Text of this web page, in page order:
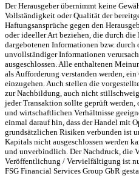
Der Herausgeber übernimmt keine
Vollständigkeit oder Qualität der
Haftungsansprüche gegen den
oder ideeller Art beziehen, die durch
dargebotenen Informationen bzw.
unvollständiger Informationen
ausgeschlossen. Alle enthaltenen
als Aufforderung verstanden werden,
einzugehen. Auch stellen die
zur Nachbildung, auch nicht
jeder Transaktion sollte geprüft
und wirtschaftlichen Verhältnisse
einmal darauf hin, dass der Handel mit
grundsätzlichen Risiken verbunden ist
Kapitals nicht ausgeschlossen werden
und unverbindlich. Der Nachdruck, die
Veröffentlichung / Vervielfältigung ist
FSG Financial Services Group GbR